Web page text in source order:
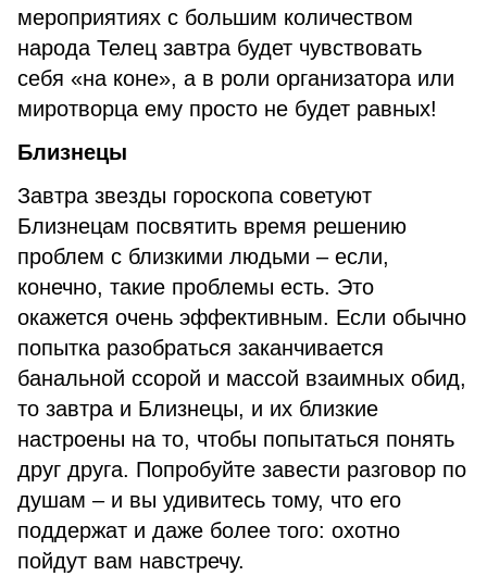
мероприятиях с большим количеством
народа Телец завтра будет чувствовать
себя «на коне», а в роли организатора или
миротворца ему просто не будет равных!
Близнецы
Завтра звезды гороскопа советуют
Близнецам посвятить время решению
проблем с близкими людьми – если,
конечно, такие проблемы есть. Это
окажется очень эффективным. Если обычно
попытка разобраться заканчивается
банальной ссорой и массой взаимных обид,
то завтра и Близнецы, и их близкие
настроены на то, чтобы попытаться понять
друг друга. Попробуйте завести разговор по
душам – и вы удивитесь тому, что его
поддержат и даже более того: охотно
пойдут вам навстречу.